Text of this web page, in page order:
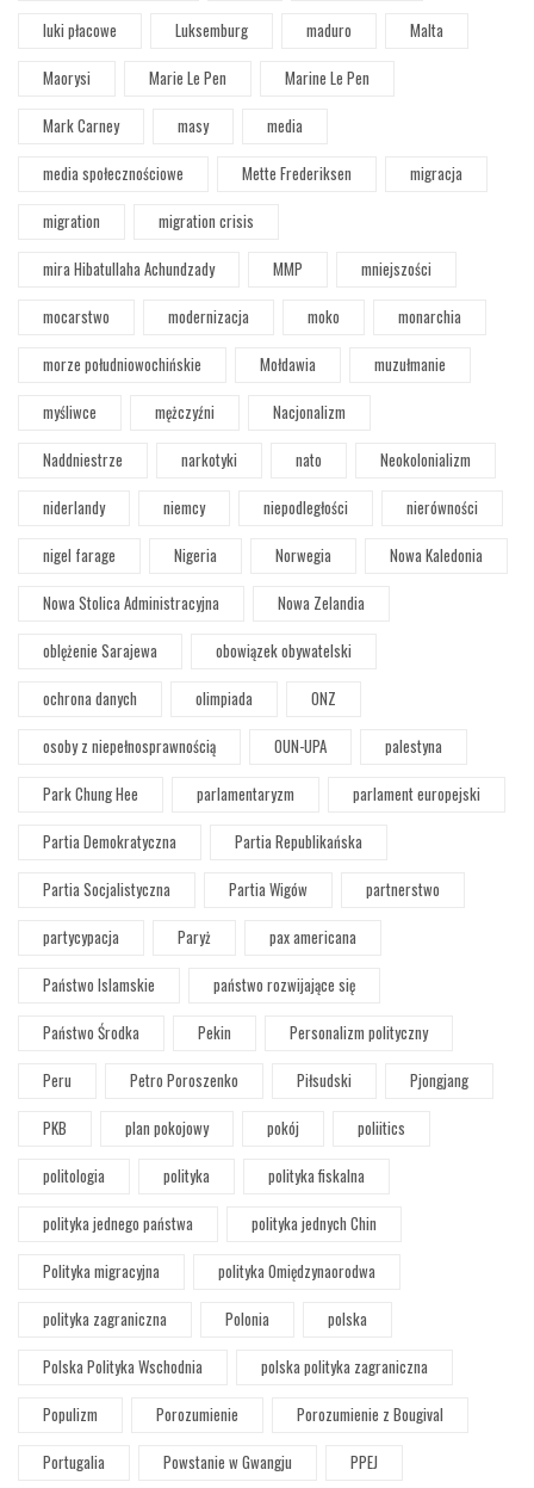
luki płacowe
Luksemburg maduro
Malta
Maorysi
Marie Le Pen
Marine Le Pen
Mark Carney
masy
media
media społecznościowe
Mette Frederiksen
migracja
migration
migration crisis
mira Hibatullaha Achundzady
MMP
mniejszości
mocarstwo
modernizacja moko
monarchia
morze południowochińskie
Mołdawia
muzułmanie
myśliwce
mężczyźni
Nacjonalizm
Naddniestrze
narkotyki nato
Neokolonializm
niderlandy
niemcy niepodległości
nierówności
nigel farage
Nigeria Norwegia
Nowa Kaledonia
Nowa Stolica Administracyjna
Nowa Zelandia
oblężenie Sarajewa
obowiązek obywatelski
ochrona danych
olimpiada
ONZ
osoby z niepełnosprawnością
OUN-UPA
palestyna
Park Chung Hee
parlamentaryzm
parlament europejski
Partia Demokratyczna
Partia Republikańska
Partia Socjalistyczna
Partia Wigów
partnerstwo
partycypacja
Paryż
pax americana
Państwo Islamskie
państwo rozwijające się
Państwo Środka
Pekin
Personalizm polityczny
Peru
Petro Poroszenko Piłsudski
Pjongjang
PKB
plan pokojowy pokój
poliitics
politologia
polityka
polityka fiskalna
polityka jednego państwa
polityka jednych Chin
Polityka migracyjna
polityka Omiędzynaorodwa
polityka zagraniczna
Polonia
polska
Polska Polityka Wschodnia
polska polityka zagraniczna
Populizm
Porozumienie
Porozumienie z Bougival
Portugalia
Powstanie w Gwangju PPEJ